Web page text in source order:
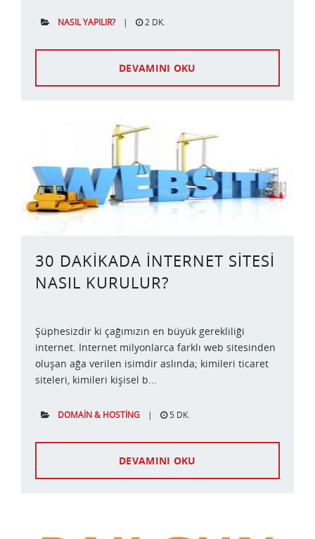
NASIL YAPILIR? | 2 DK.
DEVAMINI OKU
30 DAKIKADA İNTERNET SITESI
NASIL KURULUR?
Şüphesizdir ki çağımızın en büyük gerekliliği
internet. İnternet milyonlarca farklı web sitesinden
oluşan ağa verilen isimdir aslında; kimileri ticaret
siteleri, kimileri kişisel b...
DOMAIN & HOSTING | 5 DK.
DEVAMINI OKU